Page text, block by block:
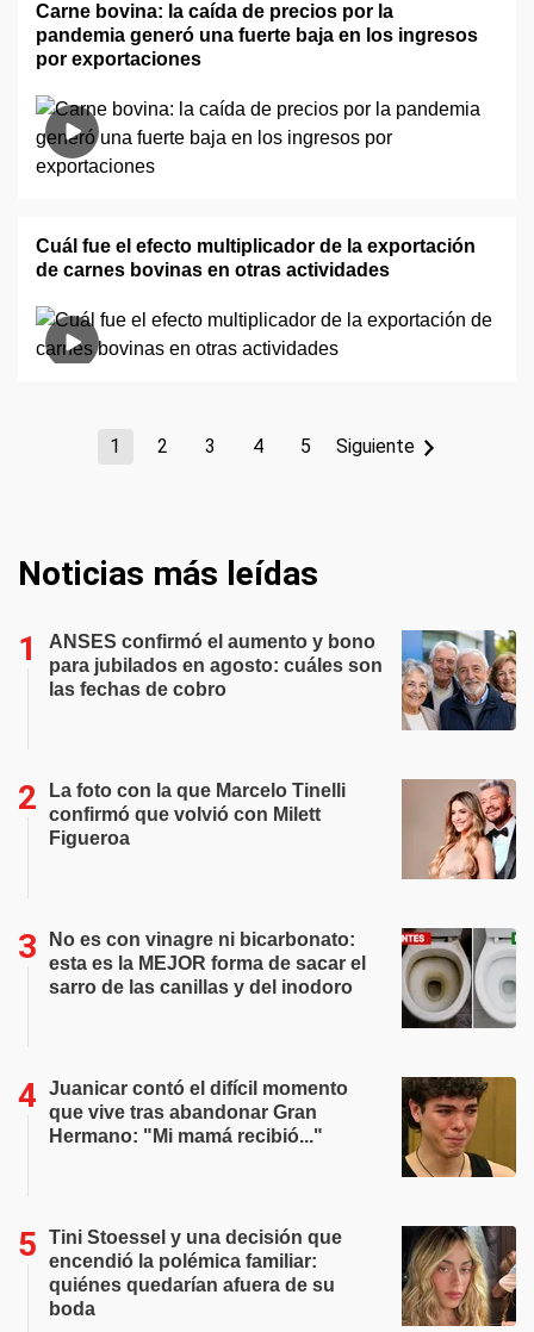
Carne bovina: la caída de precios por la
pandemia generó una fuerte baja en los ingresos
por exportaciones
Cuál fue el efecto multiplicador de la exportación
de carnes bovinas en otras actividades
1 2 3 4 5 Siguiente
Noticias más leídas
ANSES confirmó el aumento y bono
para jubilados en agosto: cuáles son
las fechas de cobro
La foto con la que Marcelo Tinelli
confirmó que volvió con Milett
Figueroa
No es con vinagre ni bicarbonato:
esta es la MEJOR forma de sacar el
sarro de las canillas y del inodoro
Juanicar contó el difícil momento
que vive tras abandonar Gran
Hermano: "Mi mamá recibió..."
Tini Stoessel y una decisión que
encendió la polémica familiar:
quiénes quedarían afuera de su
boda